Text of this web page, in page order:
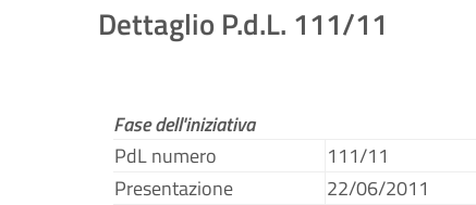
Dettaglio P.d.L. 111/11
Fase dell'iniziativa
PdL numero
111/11
Presentazione
22/06/2011